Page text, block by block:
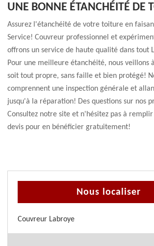
UNE BONNE ÉTANCHÉITÉ DE
Assurez l'étanchéité de votre toiture en
Service! Couvreur professionnel et
offrons un service de haute qualité dans tout
Pour une meilleure étanchéité, nous veillons
soit tout propre, sans faille et bien protégé!
comprennent une inspection générale et
jusqu'à la réparation! Des questions sur nos
Consultez notre site et n'hésitez pas à
devis pour en bénéficier gratuitement!
Nous localiser
Couvreur Labroye